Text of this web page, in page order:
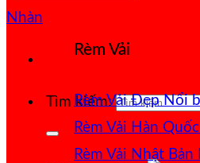
Tìm kiếm:
Rèm Vải
Rèm Vải Đẹp
Rèm Vải Hàn Quốc
Rèm Vải Nhật Bản